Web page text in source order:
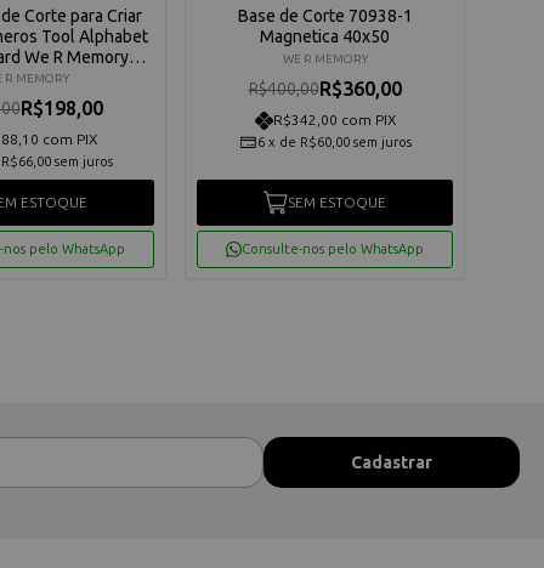
Corte para Criar
Tool Alphabet
We R Memory
660889
R MEMORY
R$198,00
com PIX
R$66,00 sem juros
ESTOQUE
nos pelo WhatsApp
Base de Corte 70938-1
Magnetica 40x50
WE R MEMORY
R$400,00R$360,00
R$342,00 com PIX
6 x de R$60,00 sem juros
SEM ESTOQUE
Consulte-nos pelo WhatsApp